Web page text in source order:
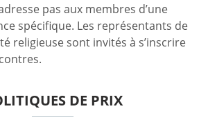
pas aux membres d’une
spécifique. Les représentants de
religieuse sont invités à s’inscrire
DE PRIX